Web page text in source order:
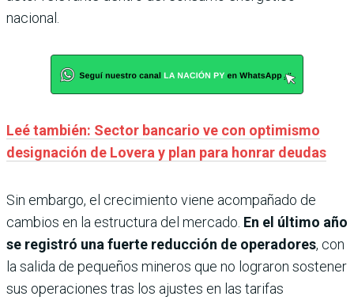
nacional.
Leé también: Sector bancario ve con optimismo
designación de Lovera y plan para honrar deudas
Sin embargo, el crecimiento viene acompañado de
cambios en la estructura del mercado. En el último año
se registró una fuerte reducción de operadores, con
la salida de pequeños mineros que no lograron sostener
sus operaciones tras los ajustes en las tarifas